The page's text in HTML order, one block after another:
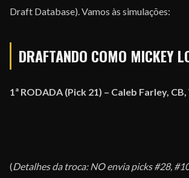
Draft Database). Vamos às simulações:
DRAFTANDO COMO MICKEY
1ª RODADA (Pick 21) – Caleb Farley,
(Detalhes da troca: NO envia picks #28,